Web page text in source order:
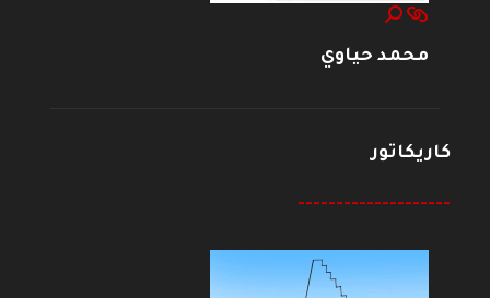
محمد حياوي
كاريكاتور
--------------------